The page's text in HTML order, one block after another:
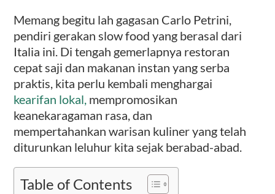
Memang begitu lah gagasan Carlo Petrini,
pendiri gerakan slow food yang berasal dari
Italia ini. Di tengah gemerlapnya restoran
cepat saji dan makanan instan yang serba
praktis, kita perlu kembali menghargai
kearifan lokal, mempromosikan
keanekaragaman rasa, dan
mempertahankan warisan kuliner yang telah
diturunkan leluhur kita sejak berabad-abad.
Table of Contents